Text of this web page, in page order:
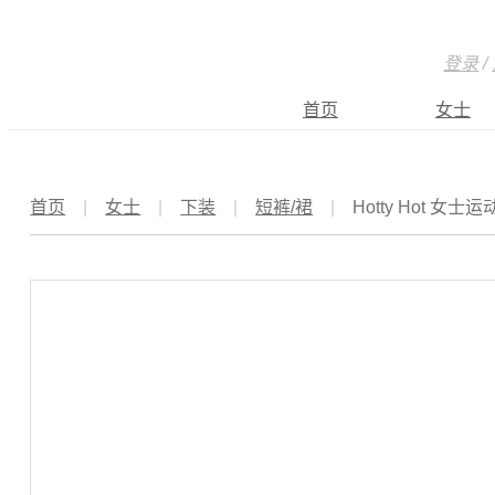
登录/
首页 女士
首页 女士 下装 短裤/裙 Hotty Hot 女士运